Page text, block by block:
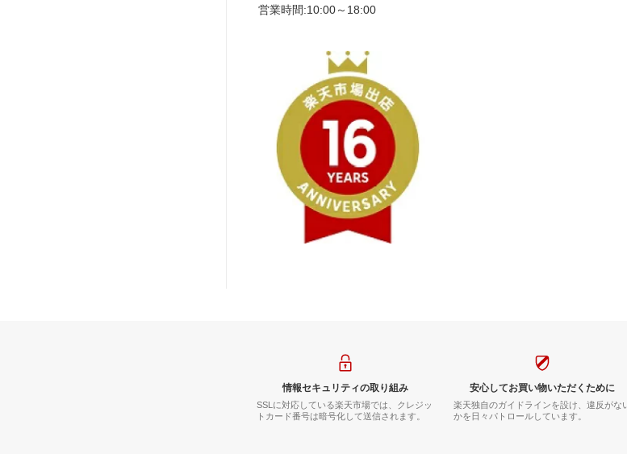
営業時間:10:00～18:00
情報セキュリティの取り組み
SSLに対応している楽天市場では、クレジッ
トカード番号は暗号化して送信されます。
安心してお買い物いただくために
楽天独自のガイドラインを設け、違反がな
かを日々パトロールしています。